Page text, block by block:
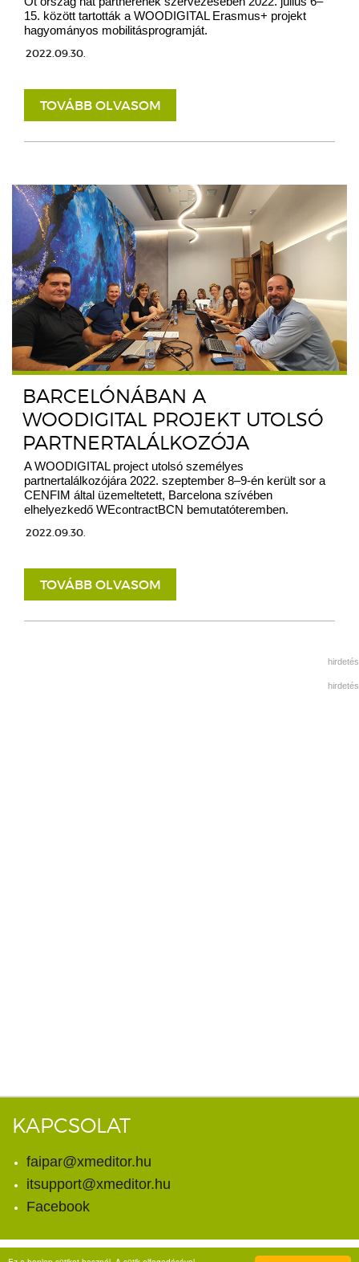
15. között tartották a WOODIGITAL Erasmus+ projekt
hagyományos mobilitásprogramját.
2022.09.30.
TOVÁBB OLVASOM
BARCELÓNÁBAN A
WOODIGITAL PROJEKT UTOLSÓ
PARTNERTALÁLKOZÓJA
A WOODIGITAL project utolsó személyes
partnertalálkozójára 2022. szeptember 8–9-én került sor a
CENFIM által üzemeltetett, Barcelona szívében
elhelyezkedő WEcontractBCN bemutatóteremben.
2022.09.30.
TOVÁBB OLVASOM
hirdetés
hirdetés
KAPCSOLAT
faipar@xmeditor.hu
itsupport@xmeditor.hu
Facebook